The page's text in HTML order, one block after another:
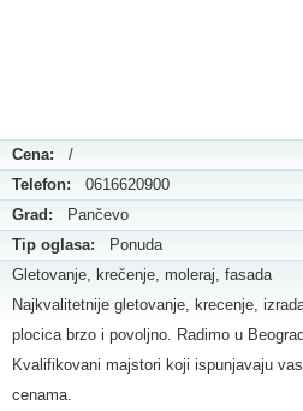
Cena: /
Telefon: 0616620900
Grad: Pančevo
Tip oglasa: Ponuda
Gletovanje, krečenje, moleraj, fasada
Najkvalitetnije gletovanje, krecenje,
plocica brzo i povoljno. Radimo u
Kvalifikovani majstori koji ispunjavaju
cenama.